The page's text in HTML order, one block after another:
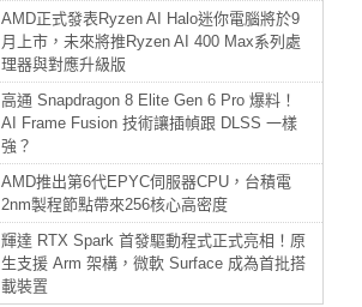
AMD正式發表Ryzen AI Halo迷你電腦將於9
月上市，未來將推Ryzen AI 400 Max系列處
理器與對應升級版
高通 Snapdragon 8 Elite Gen 6 Pro 爆料！
AI Frame Fusion 技術讓插幀跟 DLSS 一樣
強？
AMD推出第6代EPYC伺服器CPU，台積電
2nm製程節點帶來256核心高密度
輝達 RTX Spark 首發驅動程式正式亮相！原
生支援 Arm 架構，微軟 Surface 成為首批搭
載裝置